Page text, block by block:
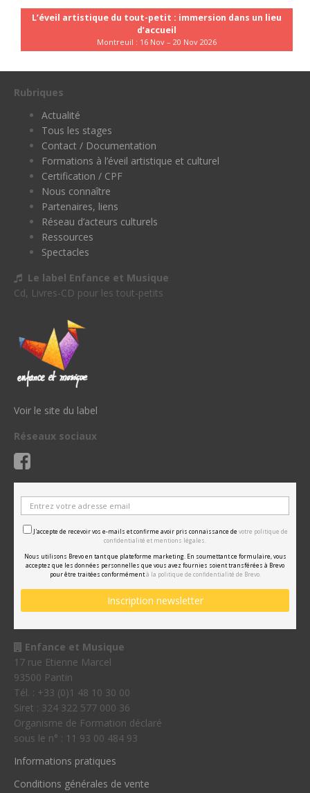
L’éveil artistique du tout-petit : immersion dans un lieu
d’accueil
Montreuil : 16 Nov – 20 Nov 2026
Rubriques
Actualité
Tous les stages
Contact / Documentation
Formations à l’éveil artistique et culturel
Certification / CPF
Nous connaître
Partenaires, liens
Réseau d’acteurs culturels
Ressources
Spectacles
Le label Enfance et Musique
Cd, Livres-CD pour les tout-petits
Voir le site du label
Réseaux sociaux
J'accepte de recevoir vos e-mails et confirme avoir pris connaissance de votre politique de
confidentialité et mentions légales.
Nous utilisons Brevo en tant que plateforme marketing. En soumettant ce formulaire, vous
acceptez que les données personnelles que vous avez fournies soient transférées à Brevo
pour être traitées conformémentà la politique de confidentialité de Brevo.
Enfance et Musique
17 rue Etienne Marcel
93500 Pantin
Tél. : +33 (0)1 48 10 30 00
Siret : 324 322 577 000 36
Organisme de Formation déclaré
sous le n° : 11 93 00 484 93
Informations pratiques
Conditions générales de vente